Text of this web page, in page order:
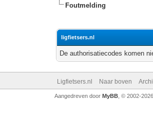
Foutmelding
ligfietsers.nl
De authorisatiecodes komen
Ligfietsers.nl Naar boven
Aangedreven door MyBB, © 2002-2026